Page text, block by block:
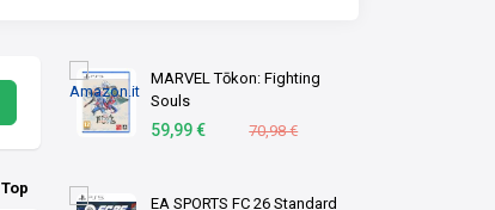
MARVEL Tōkon: Fighting
Souls
59,99 € 70,98 €
EA SPORTS FC 26 Standard
Top